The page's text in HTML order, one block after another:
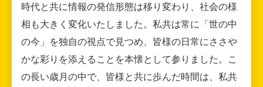
時代と共に情報の発信形態は移り変わり、社会の様
相も大きく変化いたしました。私共は常に「世の中
の今」を独自の視点で見つめ、皆様の日常にささや
かな彩りを添えることを本懐として参りました。こ
の長い歳月の中で、皆様と共に歩んだ時間は、私共